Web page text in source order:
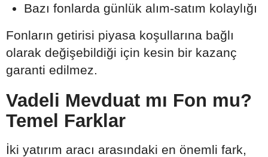
Bazı fonlarda günlük alım-satım kolaylığı
Fonların getirisi piyasa koşullarına bağlı
olarak değişebildiği için kesin bir kazanç
garanti edilmez.
Vadeli Mevduat mı Fon mu?
Temel Farklar
İki yatırım aracı arasındaki en önemli fark,